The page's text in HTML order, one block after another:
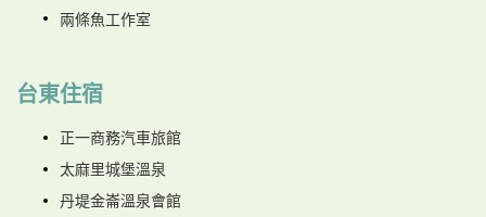
兩條魚工作室
台東住宿
正一商務汽車旅館
太麻里城堡溫泉
丹堤金崙溫泉會館